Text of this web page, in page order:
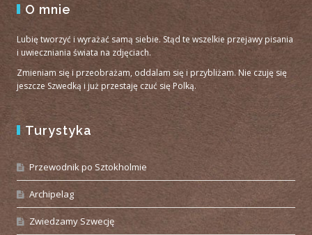
O mnie
Lubię tworzyć i wyrażać samą siebie. Stąd te wszelkie przejawy pisania
i uwieczniania świata na zdjęciach.
Zmieniam się i przeobrażam, oddalam się i przybliżam. Nie czuję się
jeszcze Szwedką i już przestaję czuć się Polką.
Turystyka
Przewodnik po Sztokholmie
Archipelag
Zwiedzamy Szwecję